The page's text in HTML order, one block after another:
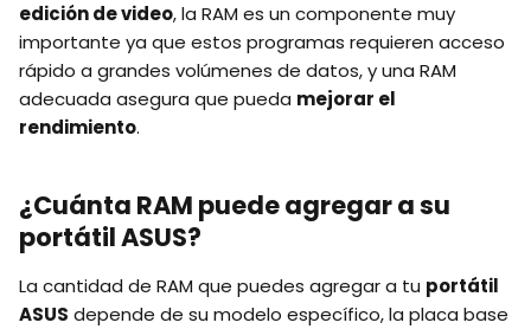
edición de video, la RAM es un componente muy
importante ya que estos programas requieren acceso
rápido a grandes volúmenes de datos, y una RAM
adecuada asegura que pueda mejorar el
rendimiento.
¿Cuánta RAM puede agregar a su
portátil ASUS?
La cantidad de RAM que puedes agregar a tu portátil
ASUS depende de su modelo específico, la placa base